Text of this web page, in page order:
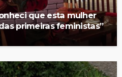
que esta mulher
primeiras feministas”